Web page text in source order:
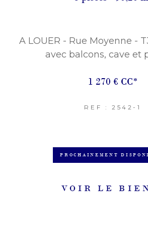
A LOUER - Rue Moyenne -
avec balcons, cave et
1 270 € CC*
REF : 2542-1
PROCHAINEMENT
VOIR LE
FILTRER